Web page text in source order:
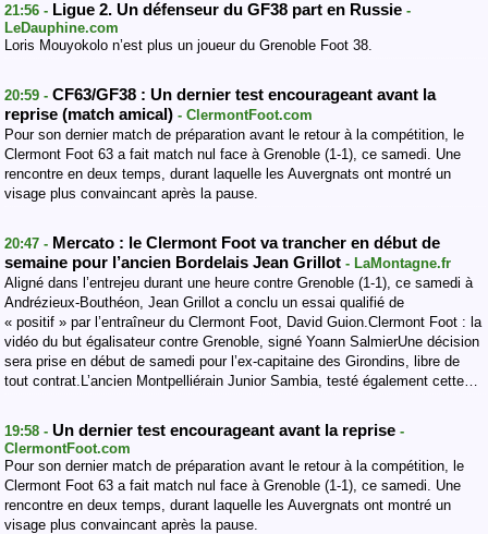
21:56 - Ligue 2. Un défenseur du GF38 part en Russie -
LeDauphine.com
Loris Mouyokolo n’est plus un joueur du Grenoble Foot 38.
20:59 - CF63/GF38 : Un dernier test encourageant avant la
reprise (match amical) - ClermontFoot.com
Pour son dernier match de préparation avant le retour à la compétition, le
Clermont Foot 63 a fait match nul face à Grenoble (1-1), ce samedi. Une
rencontre en deux temps, durant laquelle les Auvergnats ont montré un
visage plus convaincant après la pause.
20:47 - Mercato : le Clermont Foot va trancher en début de
semaine pour l’ancien Bordelais Jean Grillot - LaMontagne.fr
Aligné dans l’entrejeu durant une heure contre Grenoble (1-1), ce samedi à
Andrézieux-Bouthéon, Jean Grillot a conclu un essai qualifié de
« positif » par l’entraîneur du Clermont Foot, David Guion.Clermont Foot : la
vidéo du but égalisateur contre Grenoble, signé Yoann SalmierUne décision
sera prise en début de samedi pour l’ex-capitaine des Girondins, libre de
tout contrat.L’ancien Montpelliérain Junior Sambia, testé également cette…
19:58 - Un dernier test encourageant avant la reprise -
ClermontFoot.com
Pour son dernier match de préparation avant le retour à la compétition, le
Clermont Foot 63 a fait match nul face à Grenoble (1-1), ce samedi. Une
rencontre en deux temps, durant laquelle les Auvergnats ont montré un
visage plus convaincant après la pause.